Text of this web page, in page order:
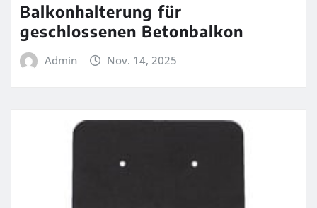
Balkonhalterung für
geschlossenen Betonbalkon
Admin Nov. 14, 2025